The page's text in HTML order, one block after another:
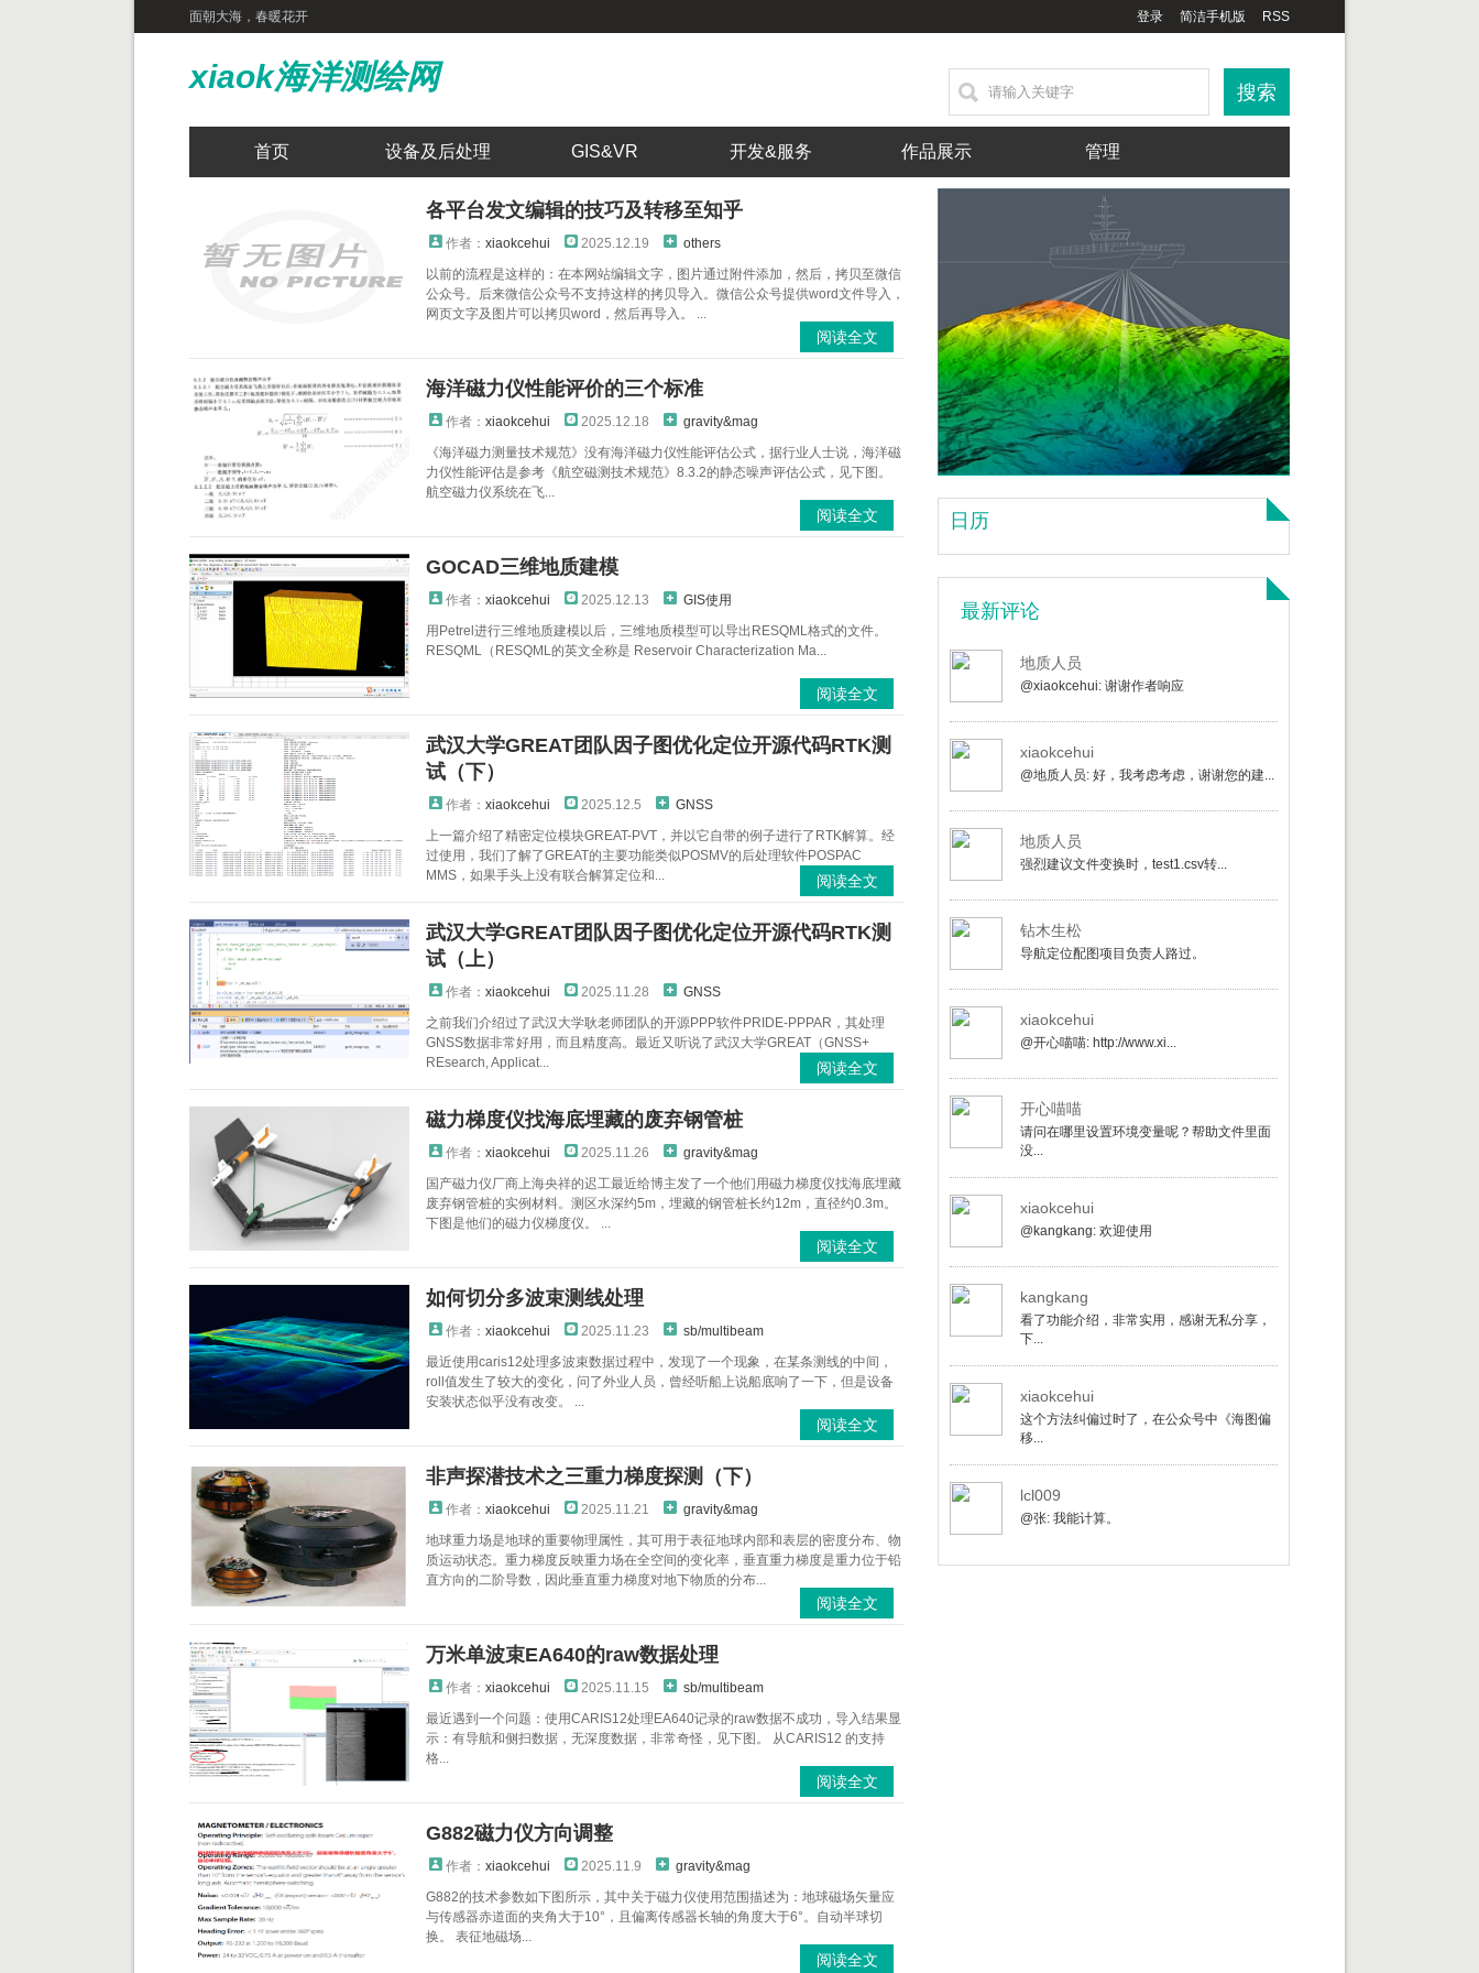
面朝大海，春暖花开 登录 简洁手机版 RSS
xiaok海洋测绘网
首页 设备及后处理 GIS&VR 开发&服务 作品展示 管理
各平台发文编辑的技巧及转移至知乎
作者： xiaokcehui 2025.12.19
others
以前的流程是这样的：在本网站编辑文字，图片通过附件添加，然后，拷贝至微信
公众号。后来微信公众号不支持这样的拷贝导入。微信公众号提供word文件导入，
网页文字及图片可以拷贝word，然后再导入。 ...
阅读全文
海洋磁力仪性能评价的三个标准
作者： xiaokcehui 2025.12.18
gravity&mag
《海洋磁力测量技术规范》没有海洋磁力仪性能评估公式，据行业人士说，海洋磁
力仪性能评估是参考《航空磁测技术规范》8.3.2的静态噪声评估公式，见下图。
航空磁力仪系统在飞...
阅读全文
GOCAD三维地质建模
作者： xiaokcehui 2025.12.13
GIS使用
用Petrel进行三维地质建模以后，三维地质模型可以导出RESQML格式的文件。
RESQML（RESQML的英文全称是 Reservoir Characterization Ma...
阅读全文
武汉大学GREAT团队因子图优化定位开源代码RTK测
试（下）
作者： xiaokcehui 2025.12.5
GNSS
上一篇介绍了精密定位模块GREAT-PVT，并以它自带的例子进行了RTK解算。经
过使用，我们了解了GREAT的主要功能类似POSMV的后处理软件POSPAC
MMS，如果手头上没有联合解算定位和...
阅读全文
武汉大学GREAT团队因子图优化定位开源代码RTK测
试（上）
作者： xiaokcehui 2025.11.28
GNSS
之前我们介绍过了武汉大学耿老师团队的开源PPP软件PRIDE-PPPAR，其处理
GNSS数据非常好用，而且精度高。最近又听说了武汉大学GREAT（GNSS+
REsearch, Applicat...
阅读全文
磁力梯度仪找海底埋藏的废弃钢管桩
作者： xiaokcehui 2025.11.26
gravity&mag
国产磁力仪厂商上海央祥的迟工最近给博主发了一个他们用磁力梯度仪找海底埋藏
废弃钢管桩的实例材料。测区水深约5m，埋藏的钢管桩长约12m，直径约0.3m。
下图是他们的磁力仪梯度仪。 ...
阅读全文
如何切分多波束测线处理
作者： xiaokcehui 2025.11.23
sb/multibeam
最近使用caris12处理多波束数据过程中，发现了一个现象，在某条测线的中间，
roll值发生了较大的变化，问了外业人员，曾经听船上说船底响了一下，但是设备
安装状态似乎没有改变。 ...
阅读全文
非声探潜技术之三重力梯度探测（下）
作者： xiaokcehui 2025.11.21
gravity&mag
地球重力场是地球的重要物理属性，其可用于表征地球内部和表层的密度分布、物
质运动状态。重力梯度反映重力场在全空间的变化率，垂直重力梯度是重力位于铅
直方向的二阶导数，因此垂直重力梯度对地下物质的分布...
阅读全文
万米单波束EA640的raw数据处理
作者： xiaokcehui 2025.11.15
sb/multibeam
最近遇到一个问题：使用CARIS12处理EA640记录的raw数据不成功，导入结果显
示：有导航和侧扫数据，无深度数据，非常奇怪，见下图。 从CARIS12 的支持
格...
阅读全文
G882磁力仪方向调整
作者： xiaokcehui 2025.11.9
gravity&mag
G882的技术参数如下图所示，其中关于磁力仪使用范围描述为：地球磁场矢量应
与传感器赤道面的夹角大于10°，且偏离传感器长轴的角度大于6°。自动半球切
换。 表征地磁场...
阅读全文
日历
最新评论
地质人员
@xiaokcehui: 谢谢作者响应
xiaokcehui
@地质人员: 好，我考虑考虑，谢谢您的建...
地质人员
强烈建议文件变换时，test1.csv转...
钻木生松
导航定位配图项目负责人路过。
xiaokcehui
@开心喵喵: http://www.xi...
开心喵喵
请问在哪里设置环境变量呢？帮助文件里面
没...
xiaokcehui
@kangkang: 欢迎使用
kangkang
看了功能介绍，非常实用，感谢无私分享，
下...
xiaokcehui
这个方法纠偏过时了，在公众号中《海图偏
移...
lcl009
@张: 我能计算。